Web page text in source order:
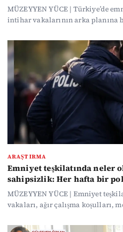
MÜZEYYEN YÜCE | Türkiye’de
intihar vakalarının arka planına
edilen hayatlar ve
intiharların arkasındaki
hikâyeleriyle anlatıyor.
ARAŞTIRMA
Emniyet teşkilatında neler
sahipsizlik: Her hafta bir
MÜZEYYEN YÜCE | Emniyet
vakaları, ağır çalışma koşulları,
ediyor. Veriler, neredeyse her